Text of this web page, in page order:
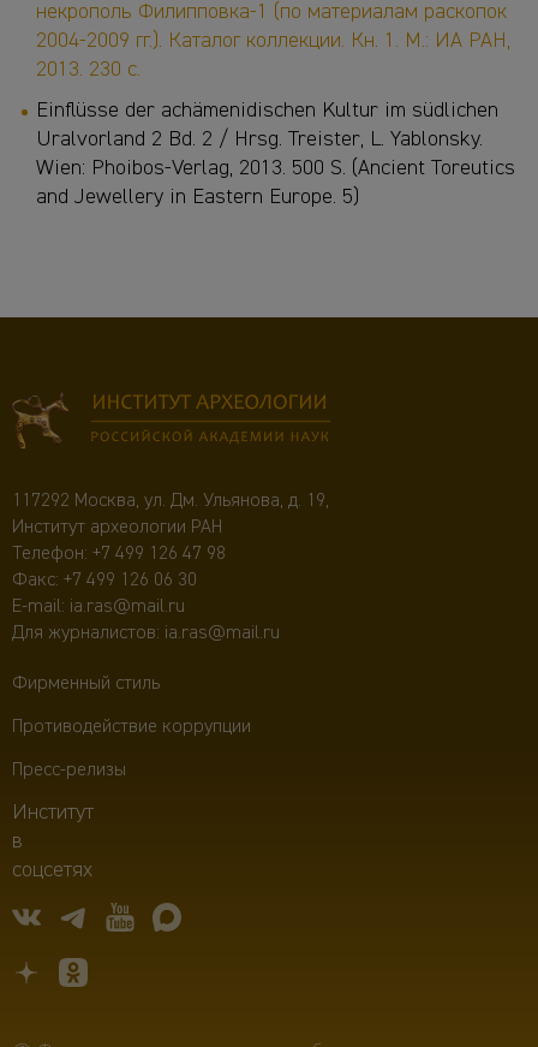
некрополь Филипповка-1 (по материалам раскопок
2004-2009 гг.). Каталог коллекции. Кн. 1. М.: ИА РАН,
2013. 230 с.
Einflüsse der achämenidischen Kultur im südlichen
Uralvorland 2 Bd. 2 / Hrsg. Treister, L. Yablonsky.
Wien: Phoibos-Verlag, 2013. 500 S. (Ancient Toreutics
and Jewellery in Eastern Europe. 5)
117292 Москва, ул. Дм. Ульянова, д. 19,
Институт археологии РАН
Телефон: +7 499 126 47 98
Факс: +7 499 126 06 30
E-mail: ia.ras@mail.ru
Для журналистов: ia.ras@mail.ru
Фирменный стиль
Противодействие коррупции
Пресс-релизы
Институт
в
соцсетях